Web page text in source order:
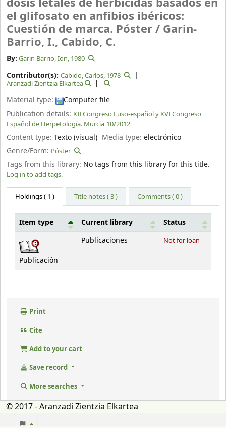
el glifosato en anfibios ibéricos:
Cuestión de marca. Póster / Garin-
Barrio, I., Cabido, C.
By: Garin Barrio, Ion, 1980-
Contributor(s): Cabido, Carlos, 1978-
Aranzadi Zientzia Elkartea
Material type:
Computer file
Publication details: XII Congreso Luso-español y XVI Congreso
Español de Herpetología. Murcia 10/2012
Content type: Texto (visual) Media type:electrónico
Genre/Form: Póster
Tags from this library: No tags from this library for this title.
Log in to add tags.
Holdings( 1 ) Title notes ( 3 ) Comments ( 0 )
Holdings
Item type Current library Status
Publicación
Publicaciones Not for loan
Print
Cite
Add to your cart
Save record
More searches
© 2017 - Aranzadi Zientzia Elkartea